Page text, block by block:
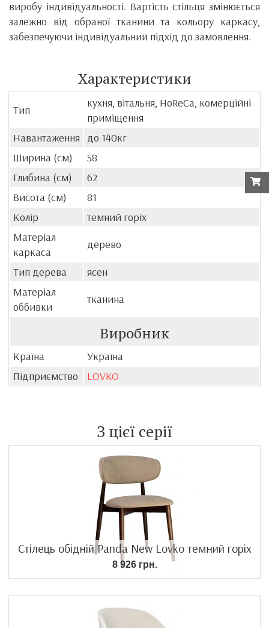
виробу індивідуальності. Вартість стільця змінюється
залежно від обраної тканини та кольору каркасу,
забезпечуючи індивідуальний підхід до замовлення.
Характеристики
Тип
кухня, вітальня, HoReCa, комерційні
приміщення
Навантаження
до 140кг
Ширина (см)
58
Глибина (см)
62
Висота (см)
81
Колір
темний горіх
Матеріал
каркаса
дерево
Тип дерева
ясен
Матеріал
оббивки
тканина
Виробник
Країна
Україна
Підприємство
LOVKO
З цієї серії
Стілець обідній Panda New Lovko темний горіх
8 926 грн.